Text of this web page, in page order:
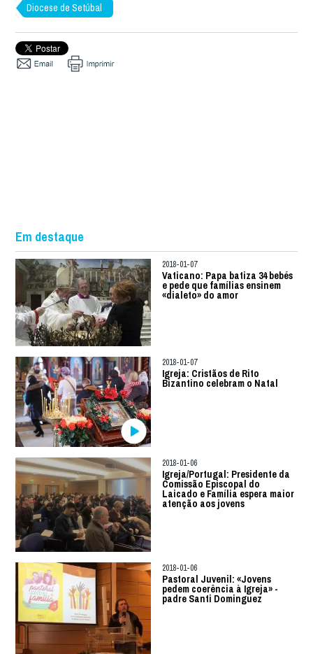
Diocese de Setúbal
Em destaque
2018-01-07
Vaticano: Papa batiza 34 bebés
e pede que famílias ensinem
«dialeto» do amor
2018-01-07
Igreja: Cristãos de Rito
Bizantino celebram o Natal
2018-01-06
Igreja/Portugal: Presidente da
Comissão Episcopal do
Laicado e Família espera maior
atenção aos jovens
2018-01-06
Pastoral Juvenil: «Jovens
pedem coerência à Igreja» -
padre Santi Dominguez